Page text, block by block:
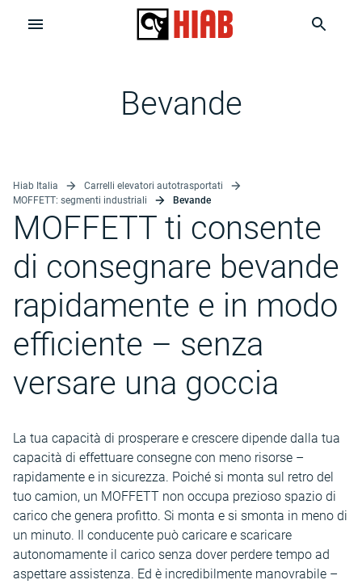
Bevande
Hiab Italia
Carrelli elevatori autotrasportati
MOFFETT: segmenti industriali
Bevande
MOFFETT ti consente
di consegnare bevande
rapidamente e in modo
efficiente – senza
versare una goccia
La tua capacità di prosperare e crescere dipende dalla tua
capacità di effettuare consegne con meno risorse –
rapidamente e in sicurezza. Poiché si monta sul retro del
tuo camion, un MOFFETT non occupa prezioso spazio di
carico che genera profitto. Si monta e si smonta in meno di
un minuto. Il conducente può caricare e scaricare
autonomamente il carico senza dover perdere tempo ad
aspettare assistenza. Ed è incredibilmente manovrabile –